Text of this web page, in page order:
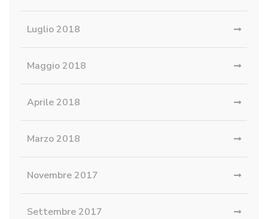
Luglio 2018
Maggio 2018
Aprile 2018
Marzo 2018
Novembre 2017
Settembre 2017